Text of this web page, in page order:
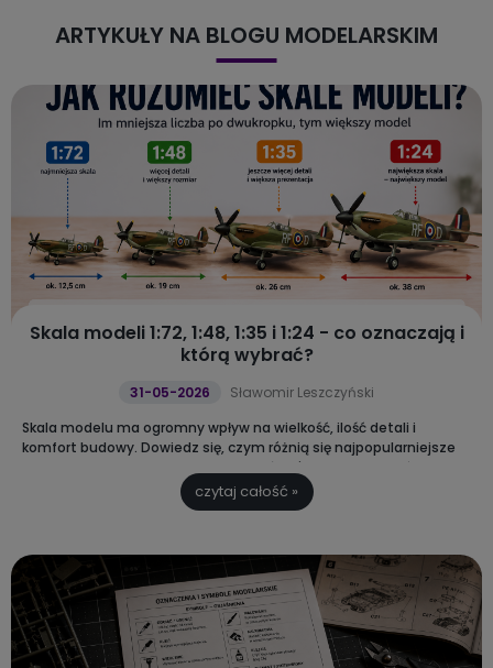
ARTYKUŁY NA BLOGU MODELARSKIM
Skala modeli 1:72, 1:48, 1:35 i 1:24 - co oznaczają i
którą wybrać?
31-05-2026
Sławomir Leszczyński
Skala modelu ma ogromny wpływ na wielkość, ilość detali i
komfort budowy. Dowiedz się, czym różnią się najpopularniejsze
skale 1:72, 1:48, 1:35 i 1:24 oraz sprawdź, którą warto wybrać na
początek przygody z modelarstwem.
czytaj całość »